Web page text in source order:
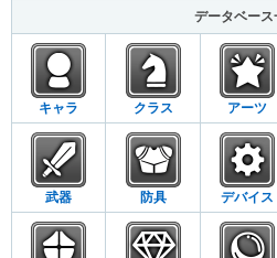
データベース
キャラ クラス アーツ
武器 防具 デバイス